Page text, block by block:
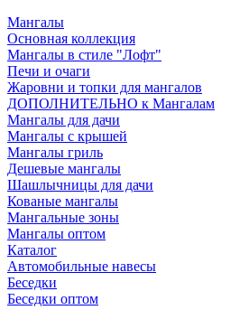
Мангалы
Основная коллекция
Мангалы в стиле "Лофт"
Печи и очаги
Жаровни и топки для мангалов
ДОПОЛНИТЕЛЬНО к Мангалам
Мангалы для дачи
Мангалы с крышей
Мангалы гриль
Дешевые мангалы
Шашлычницы для дачи
Кованые мангалы
Мангальные зоны
Мангалы оптом
Каталог
Автомобильные навесы
Беседки
Беседки оптом